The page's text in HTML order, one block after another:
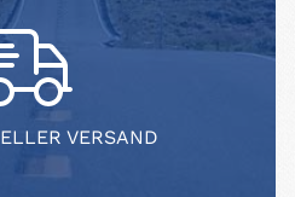
VERSAND